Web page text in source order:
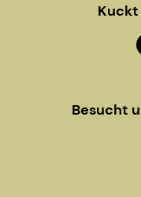
Kuckt
Besucht